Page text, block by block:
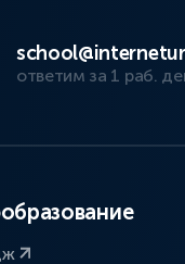
ответим за 1 раб.